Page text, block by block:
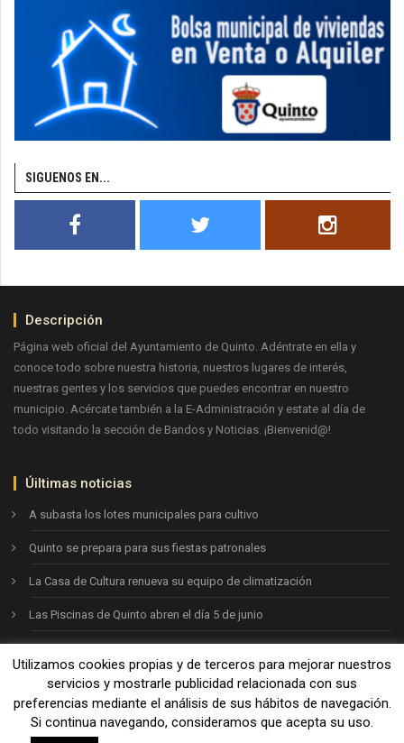
SIGUENOS EN...
Descripción
Página web oficial del Ayuntamiento de Quinto. Adéntrate en ella y
conoce todo sobre nuestra historia, nuestros lugares de interés,
nuestras gentes y los servicios que puedes encontrar en nuestro
municipio. Acércate también a la E-Administración y estate al día de
todo visitando la sección de Bandos y Noticias. ¡Bienvenid@!
Úiltimas noticias
A subasta los lotes municipales para cultivo
Quinto se prepara para sus fiestas patronales
La Casa de Cultura renueva su equipo de climatización
Las Piscinas de Quinto abren el día 5 de junio
Ayto. de Quinto © 2026
Aviso legal-Política de privacidad-Política de cookies
Utilizamos cookies propias y de terceros para mejorar nuestros
servicios y mostrarle publicidad relacionada con sus
preferencias mediante el análisis de sus hábitos de navegación.
Si continua navegando, consideramos que acepta su uso.